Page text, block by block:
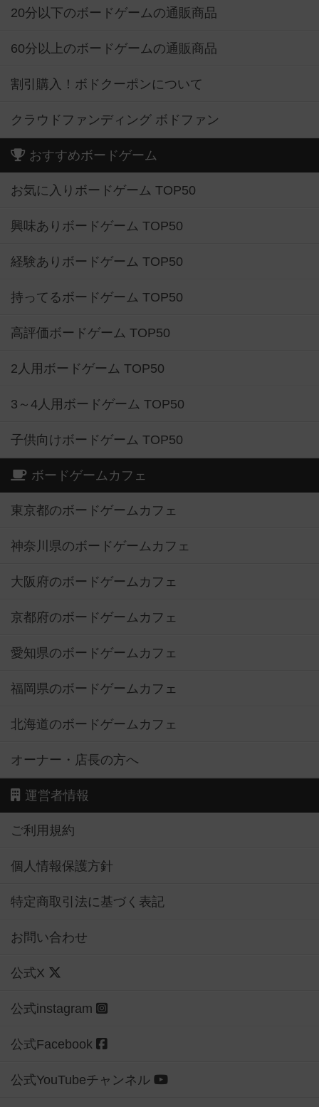
20分以下のボードゲームの通販商品
60分以上のボードゲームの通販商品
割引購入！ボドクーポンについて
クラウドファンディング ボドファン
おすすめボードゲーム
お気に入りボードゲーム TOP50
興味ありボードゲーム TOP50
経験ありボードゲーム TOP50
持ってるボードゲーム TOP50
高評価ボードゲーム TOP50
2人用ボードゲーム TOP50
3～4人用ボードゲーム TOP50
子供向けボードゲーム TOP50
ボードゲームカフェ
東京都のボードゲームカフェ
神奈川県のボードゲームカフェ
大阪府のボードゲームカフェ
京都府のボードゲームカフェ
愛知県のボードゲームカフェ
福岡県のボードゲームカフェ
北海道のボードゲームカフェ
オーナー・店長の方へ
運営者情報
ご利用規約
個人情報保護方針
特定商取引法に基づく表記
お問い合わせ
公式X
公式instagram
公式Facebook
公式YouTubeチャンネル